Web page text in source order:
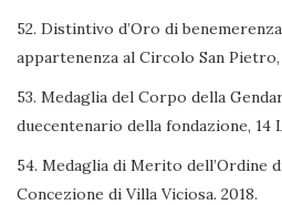
52. Distintivo d’Oro di
appartenenza al Circolo San
53. Medaglia del Corpo della
duecentenario della fondazione, 14
54. Medaglia di Merito dell’Ordine
Concezione di Villa Viciosa. 2018.